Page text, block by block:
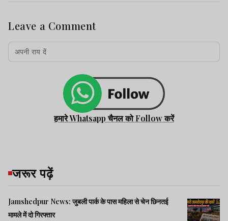
Leave a Comment
हमारे Whatsapp चैनल को Follow करें
जरूर पढ़ें
Jamshedpur News: जुबली पार्क के पास महिला से चेन छिनतई
मामले में दो गिरफ्तार